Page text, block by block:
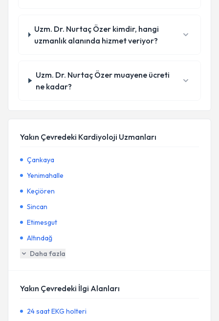
Uzm. Dr. Nurtaç Özer kimdir, hangi
uzmanlık alanında hizmet veriyor?
Uzm. Dr. Nurtaç Özer muayene ücreti
ne kadar?
Yakın Çevredeki Kardiyoloji Uzmanları
Çankaya
Yenimahalle
Keçiören
Sincan
Etimesgut
Altındağ
Daha fazla
Yakın Çevredeki İlgi Alanları
24 saat EKG holteri